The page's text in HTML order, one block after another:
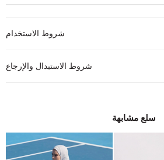
شروط الاستخدام
شروط الاستبدال والإرجاع
سلع مشابهة